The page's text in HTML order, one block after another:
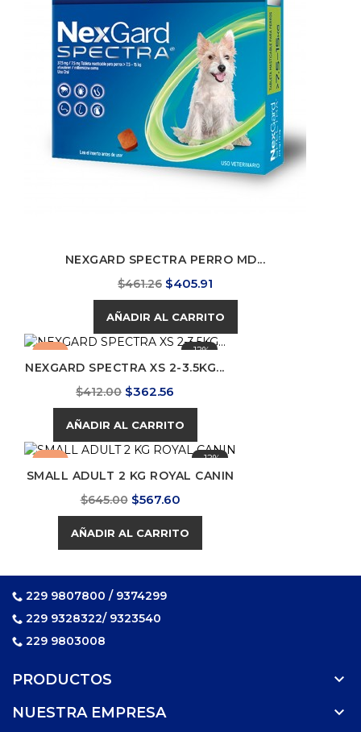
NEXGARD SPECTRA PERRO MD...
Precio
base
$461.26 Precio
$405.91
AÑADIR AL CARRITO
-12%
-12%
NEXGARD SPECTRA XS 2-3.5KG...
Precio
base
$412.00 Precio
$362.56
AÑADIR AL CARRITO
-12%
-12%
SMALL ADULT 2 KG ROYAL CANIN
Precio
base
$645.00 Precio
$567.60
AÑADIR AL CARRITO
229 9807800 / 9374299
229 9328322/ 9323540
229 9803008
PRODUCTOS 
NUESTRA EMPRESA 